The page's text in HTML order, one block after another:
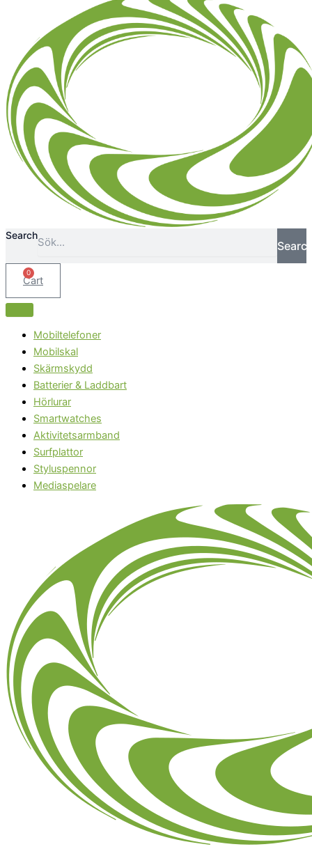
Search
0
Cart
Mobiltelefoner
Mobilskal
Skärmskydd
Batterier & Laddbart
Hörlurar
Smartwatches
Aktivitetsarmband
Surfplattor
Styluspennor
Mediaspelare